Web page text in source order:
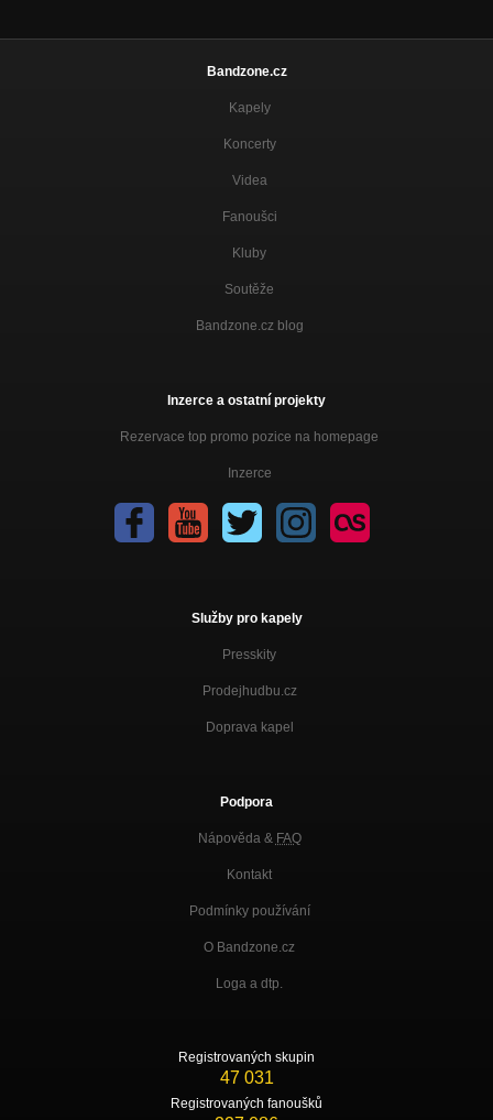
Bandzone.cz
Kapely
Koncerty
Videa
Fanoušci
Kluby
Soutěže
Bandzone.cz blog
Inzerce a ostatní projekty
Rezervace top promo pozice na homepage
Inzerce
Služby pro kapely
Presskity
Prodejhudbu.cz
Doprava kapel
Podpora
Nápověda & FAQ
Kontakt
Podmínky používání
O Bandzone.cz
Loga a dtp.
Registrovaných skupin
47 031
Registrovaných fanoušků